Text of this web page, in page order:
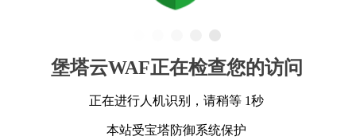
堡塔云WAF正在检查您的访问
正在进行人机识别，请稍等 1秒
本站受宝塔防御系统保护